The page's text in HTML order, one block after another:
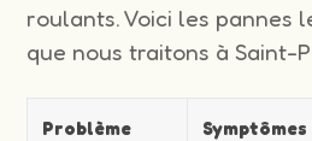
roulants. Voici les pannes
que nous traitons à Saint-
Problème
Symptômes